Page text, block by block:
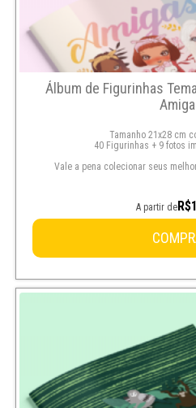
Álbum de Figurinhas
Tamanho 21x28 cm
40 Figurinhas + 9 fotos
Vale a pena colecionar seus
A partir de